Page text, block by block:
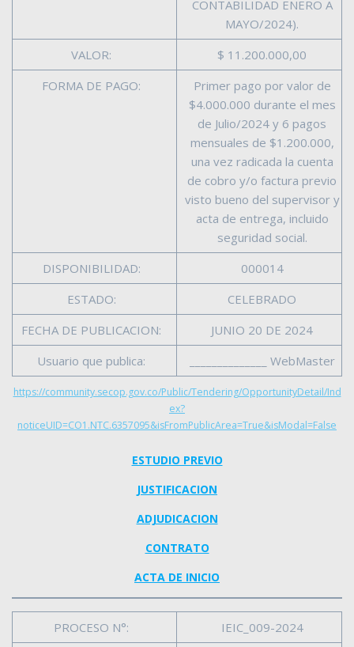
CONTABILIDAD ENERO A
MAYO/2024).
VALOR:
$ 11.200.000,00
FORMA DE PAGO:
Primer pago por valor de
$4.000.000 durante el mes
de Julio/2024 y 6 pagos
mensuales de $1.200.000,
una vez radicada la cuenta
de cobro y/o factura previo
visto bueno del supervisor y
acta de entrega, incluido
seguridad social.
DISPONIBILIDAD:
000014
ESTADO:
CELEBRADO
FECHA DE PUBLICACION:
JUNIO 20 DE 2024
Usuario que publica:
______________ WebMaster
https://community.secop.gov.co/Public/Tendering/OpportunityDetail/Ind
ex?
noticeUID=CO1.NTC.6357095&isFromPublicArea=True&isModal=False
ESTUDIO PREVIO
JUSTIFICACION
ADJUDICACION
CONTRATO
ACTA DE INICIO
PROCESO N°:
IEIC_009-2024